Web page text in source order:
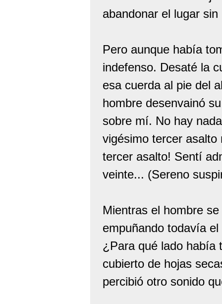
abandonar el lugar
Pero aunque había
indefenso. Desaté la
esa cuerda al pie del
hombre desenvainó
sobre mí. No hay
vigésimo tercer asalto
tercer asalto! Sentí
veinte... (Sereno
Mientras el hombre
empuñando todavía
¿Para qué lado había
cubierto de hojas
percibió otro sonido